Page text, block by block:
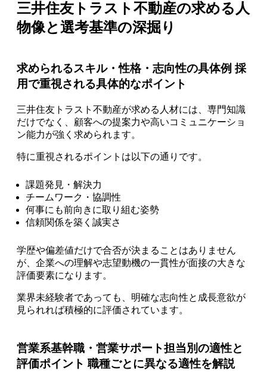
三井住友トラスト不動産の求める人
物像と選考基準の深掘り
求められるスキル・性格・志向性の具体例 採
用で重視される具体的なポイント
三井住友トラスト不動産が求める人材には、専門知識
だけでなく、顧客への提案力や高いコミュニケーショ
ン能力が強く求められます。
特に重視されるポイントは以下の通りです。
課題発見・解決力
チームワーク・協調性
何事にも前向きに取り組む姿勢
信頼関係を築く誠実さ
学歴や偏差値だけで合否が決まることはありません
が、企業への理解や志望動機の一貫性が面接の大きな
評価要素になります。
業界未経験者であっても、明確な志向性と成長意欲が
見られれば積極的に評価されています。
営業系基幹職・営業サポート担当別の適性と
評価ポイント 職種ごとに異なる適性を解説